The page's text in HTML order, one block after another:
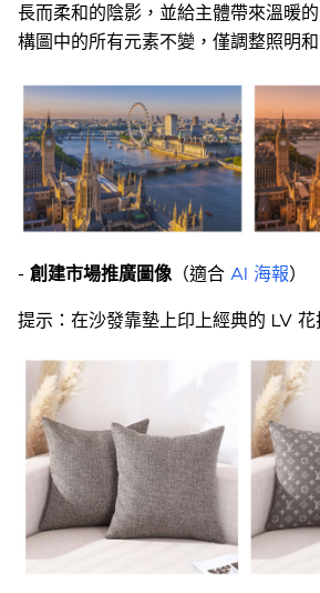
長而柔和的陰影，並給主體帶來溫暖
構圖中的所有元素不變，僅調整照明和
- 創建市場推廣圖像 （適合 AI 海報）
提示：在沙發靠墊上印上經典的 LV 花